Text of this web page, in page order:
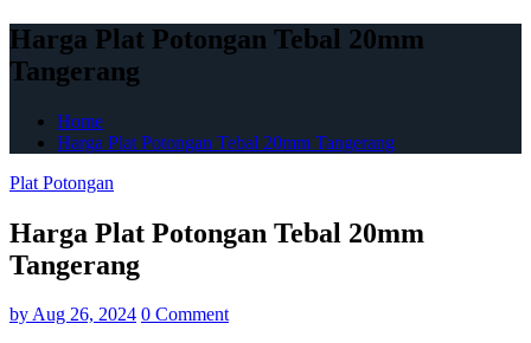
Harga Plat Potongan Tebal 20mm
Tangerang
Home
Harga Plat Potongan Tebal 20mm Tangerang
Plat Potongan
Harga Plat Potongan Tebal 20mm
Tangerang
byAug 26, 2024 0 Comment